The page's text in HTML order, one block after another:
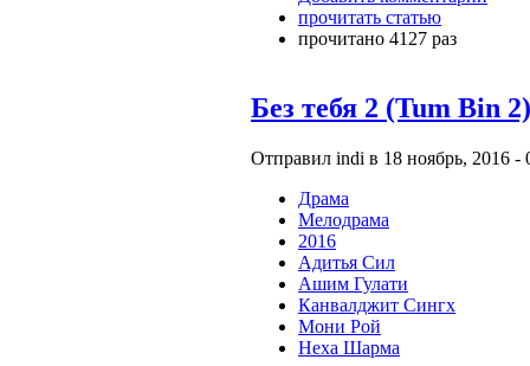
прочитать статью
прочитано 4127 раз
Без тебя 2 (Tum Bin 2)
Отправил indi в 18 ноябрь, 2016 -
Драма
Мелодрама
2016
Адитья Сил
Ашим Гулати
Канвалджит Сингх
Мони Рой
Неха Шарма